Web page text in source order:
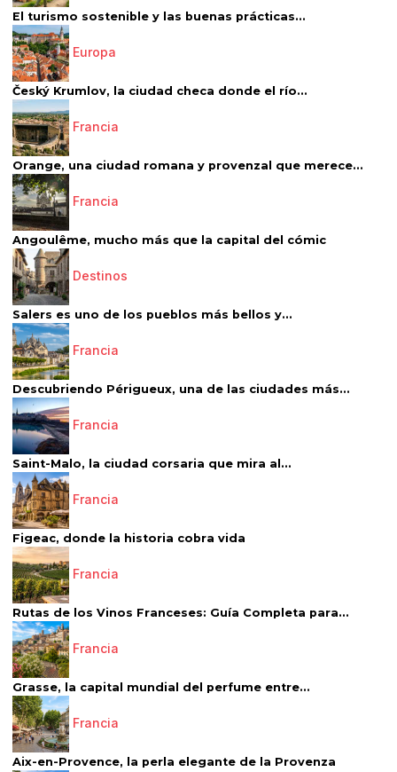
El turismo sostenible y las buenas prácticas...
Europa
Český Krumlov, la ciudad checa donde el río...
Francia
Orange, una ciudad romana y provenzal que merece...
Francia
Angoulême, mucho más que la capital del cómic
Destinos
Salers es uno de los pueblos más bellos y...
Francia
Descubriendo Périgueux, una de las ciudades más...
Francia
Saint-Malo, la ciudad corsaria que mira al...
Francia
Figeac, donde la historia cobra vida
Francia
Rutas de los Vinos Franceses: Guía Completa para...
Francia
Grasse, la capital mundial del perfume entre...
Francia
Aix-en-Provence, la perla elegante de la Provenza